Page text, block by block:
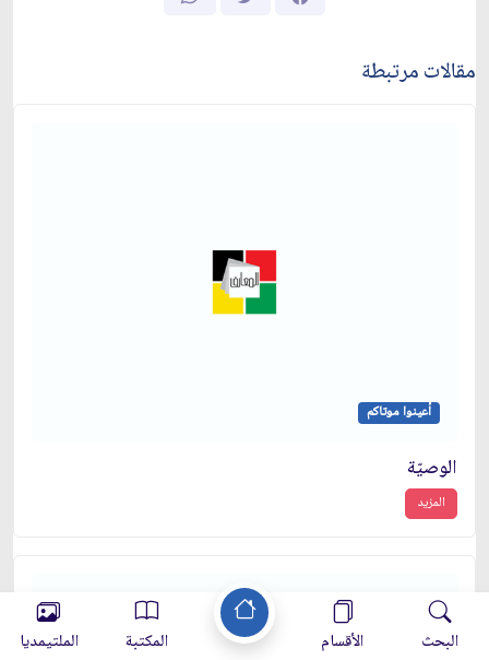
مقالات مرتبطة
أعينوا موتاكم
الوصيّة
المزيد
البحث الأقسام المكتبة الملتيمديا